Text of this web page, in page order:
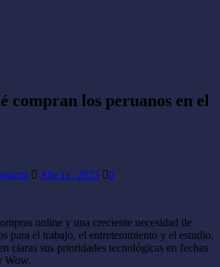
compran los peruanos en el
Abr 11, 2025 0
online y una creciente necesidad de
para el trabajo, el entretenimiento y el estudio,
claras sus prioridades tecnológicas en fechas
Wow.